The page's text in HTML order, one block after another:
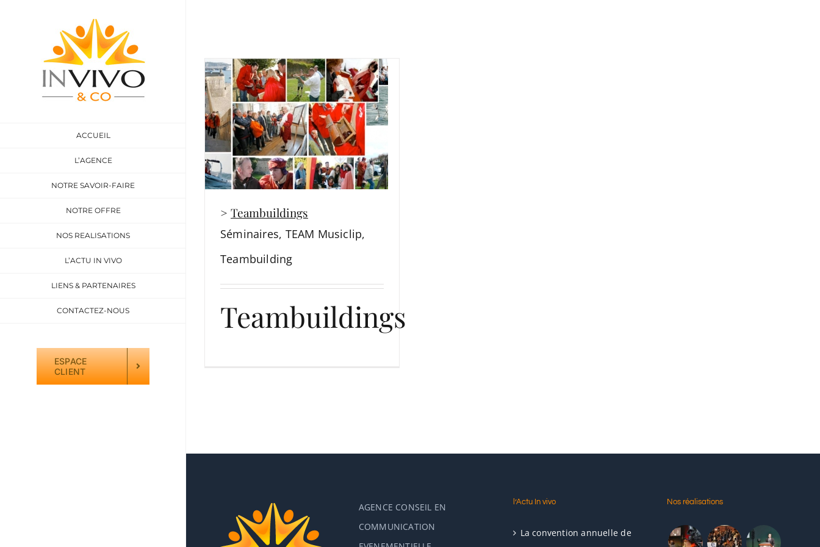
ACCUEIL
L’AGENCE
NOTRE SAVOIR-FAIRE
NOTRE OFFRE
NOS REALISATIONS
L’ACTU IN VIVO
LIENS & PARTENAIRES
CONTACTEZ-NOUS
ESPACE
CLIENT
> Teambuildings
Séminaires, TEAM Musiclip,
Teambuilding
Teambuildings
AGENCE CONSEIL EN
COMMUNICATION
l’Actu In vivo
La convention annuelle de
Nos réalisations